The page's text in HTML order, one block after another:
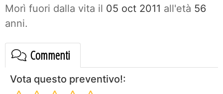
Morì fuori dalla vita il 05 oct 2011 all'età 56
anni.
Commenti
Vota questo preventivo!: